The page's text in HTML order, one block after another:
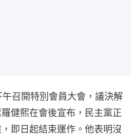
召開特別會員大會，議決解
健熙在會後宣布，民主黨正
即日起結束運作。他表明沒